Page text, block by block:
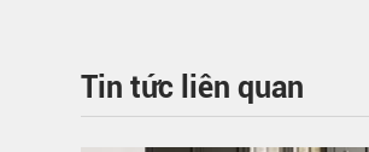
Tin tức liên quan